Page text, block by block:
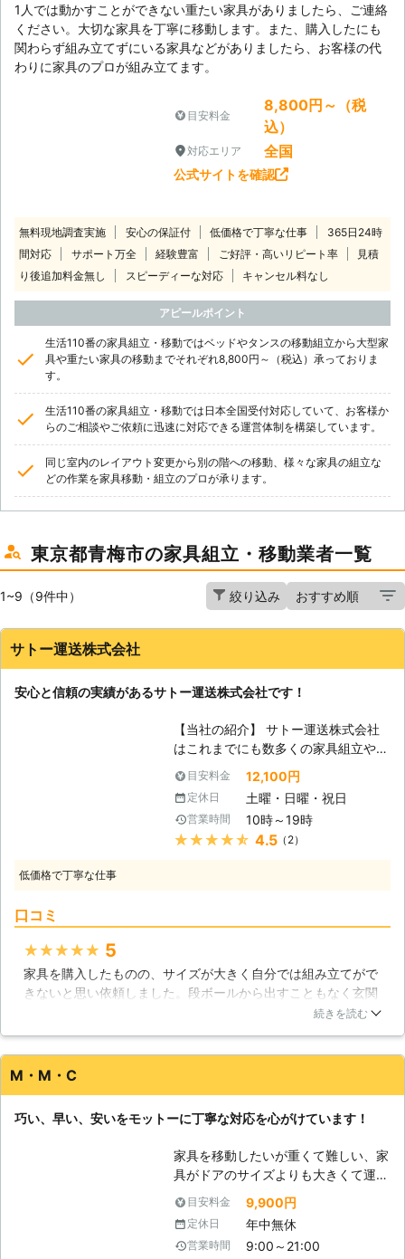
1人では動かすことができない重たい家具がありましたら、ご連絡
ください。大切な家具を丁寧に移動します。また、購入したにも
関わらず組み立てずにいる家具などがありましたら、お客様の代
わりに家具のプロが組み立てます。
目安料金
8,800円～（税
込）
対応エリア 全国
公式サイトを確認
無料現地調査実施 安心の保証付 低価格で丁寧な仕事
365日24時
間対応
サポート万全 経験豊富 ご好評・高いリピート率
見積
り後追加料金無し
スピーディーな対応 キャンセル料なし
アピールポイント
生活110番の家具組立・移動ではベッドやタンスの移動組立から大型家
具や重たい家具の移動までそれぞれ8,800円～（税込）承っておりま
す。
生活110番の家具組立・移動では日本全国受付対応していて、お客様か
らのご相談やご依頼に迅速に対応できる運営体制を構築しています。
同じ室内のレイアウト変更から別の階への移動、様々な家具の組立な
どの作業を家具移動・組立のプロが承ります。
東京都青梅市の家具組立・移動業者一覧
1~9（9件中） 絞り込み
サトー運送株式会社
安心と信頼の実績があるサトー運送株式会社です！
【当社の紹介】 サトー運送株式会社
はこれまでにも数多くの家具組立や移
動を行わせて頂いてきた実績のある会
社であり、現場経験の多い優秀なスタ
ッフが揃っております。親しみやすい
サービスをご用意してお客様満足度の
高い作業を提供させて頂きますので、
するのですが、組み立てなどで間違っ
たやり方をしてしまったり、無理して
行う事で一部の部品を破損させてしま
えば利点を活かす事が出来なくなって
しまいます。私たちはこの様な業務に
げさせて頂いているのです。 【思い
出深い家具】 家具は家具でも、思い
出のたくさん詰まった物や大切にして
いる物など、お客様にとっては非常に
価値観の高い家具は存在するかと思わ
れます。大切な物をキズ付けてしまっ
たり、粗末に扱ってしまえば大きな後
悔となってしまうのではないでしょう
目安料金 12,100円
定休日 土曜・日曜・祝日
営業時間 10時～19時
★★★★★ 4.5（2）
低価格で丁寧な仕事
口コミ
★★★★★ 5
家具を購入したものの、サイズが大きく自分では組み立てがで
きないと思い依頼しました。段ボールから出すこともなく玄関
に放置してたものを、作業に来られてすぐ、設置する場所に運
たため不信感も感じませんでした。完成後も出来がとても綺麗
続きを読む
M・M・C
巧い、早い、安いをモットーに丁寧な対応を心がけています！
家具を移動したいが重くて難しい、家
具がドアのサイズよりも大きくて運べ
ないといったお悩みがあれば当社にお
任せください。当社は、お客様に代わ
って大切な家具をご指定の場所まで移
動いたします。狭いスペースや螺旋階
目安料金 9,900円
定休日 年中無休
営業時間 9:00～21:00